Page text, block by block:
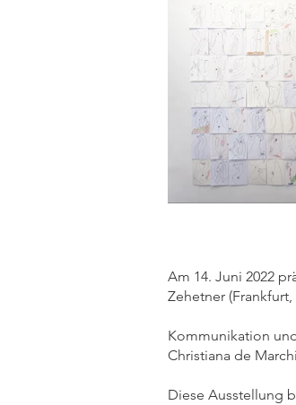
Am 14. Juni 2022
Zehetner (Frankfurt,
Kommunikation
Christiana de
Diese Ausstellung